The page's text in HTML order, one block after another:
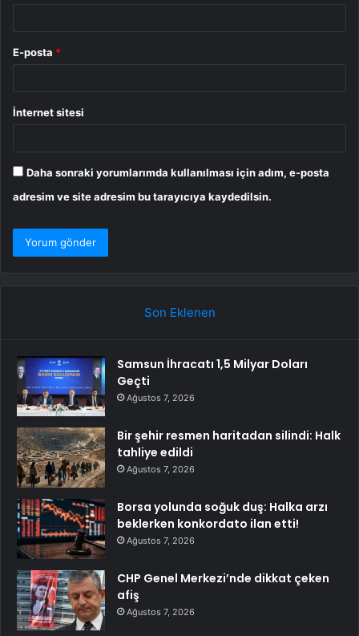
E-posta *
İnternet sitesi
Daha sonraki yorumlarımda kullanılması için adım, e-posta
adresim ve site adresim bu tarayıcıya kaydedilsin.
Son Eklenen
Samsun İhracatı 1,5 Milyar Doları
Geçti
Ağustos 7, 2026
Bir şehir resmen haritadan silindi: Halk
tahliye edildi
Ağustos 7, 2026
Borsa yolunda soğuk duş: Halka arzı
beklerken konkordato ilan etti!
Ağustos 7, 2026
CHP Genel Merkezi’nde dikkat çeken
afiş
Ağustos 7, 2026